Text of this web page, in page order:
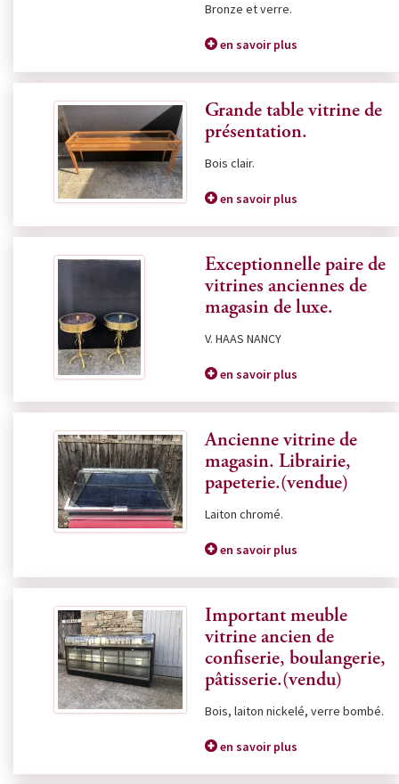
Bronze et verre.
en savoir plus
Grande table vitrine de
présentation.
Bois clair.
en savoir plus
Exceptionnelle paire de
vitrines anciennes de
magasin de luxe.
V. HAAS NANCY
en savoir plus
Ancienne vitrine de
magasin. Librairie,
papeterie.(vendue)
Laiton chromé.
en savoir plus
Important meuble
vitrine ancien de
confiserie, boulangerie,
pâtisserie.(vendu)
Bois, laiton nickelé, verre bombé.
en savoir plus